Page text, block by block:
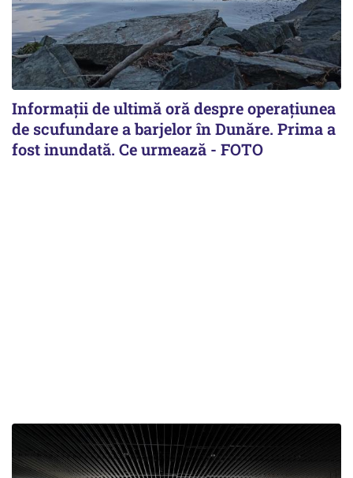
Informații de ultimă oră despre operațiunea
de scufundare a barjelor în Dunăre. Prima a
fost inundată. Ce urmează - FOTO